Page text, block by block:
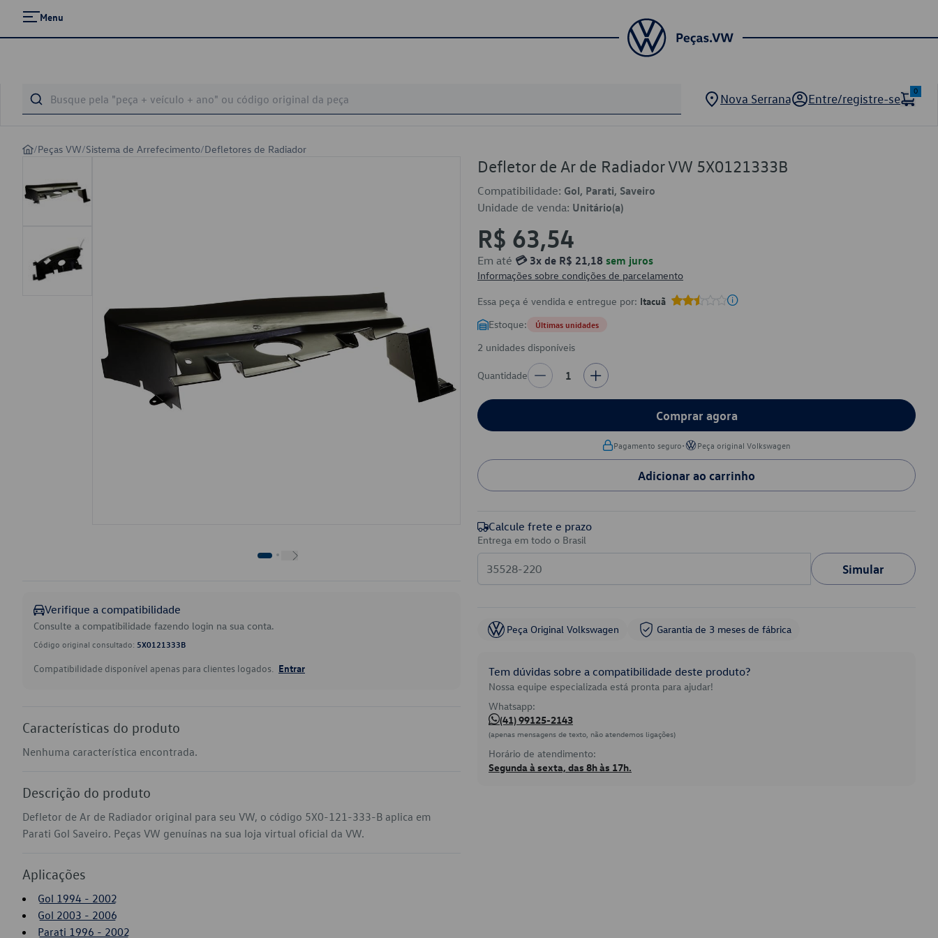
Menu
Nova Serrana Entre/registre-se
0
/Peças VW/Sistema de Arrefecimento/Defletores de Radiador
Verifique a compatibilidade
Consulte a compatibilidade fazendo login na sua conta.
Código original consultado: 5X0121333B
Compatibilidade disponível apenas para clientes logados. Entrar
Características do produto
Nenhuma característica encontrada.
Descrição do produto
Defletor de Ar de Radiador original para seu VW, o código 5X0-121-333-B aplica em
Parati Gol Saveiro. Peças VW genuínas na sua loja virtual oficial da VW.
Aplicações
Gol 1994 - 2002
Gol 2003 - 2006
Parati 1996 - 2002
Defletor de Ar de Radiador VW 5X0121333B
Compatibilidade: Gol, Parati, Saveiro
Unidade de venda: Unitário(a)
R$ 63,54
Em até 💳 3x de R$ 21,18 sem juros
Informações sobre condições de parcelamento
Essa peça é vendida e entregue por: Itacuã
Estoque: Últimas unidades
2 unidades disponíveis
Quantidade 1
Comprar agora
Pagamento seguro• Peça original Volkswagen
Adicionar ao carrinho
Calcule frete e prazo
Entrega em todo o Brasil
Simular
Peça Original Volkswagen Garantia de 3 meses de fábrica
Tem dúvidas sobre a compatibilidade deste produto?
Nossa equipe especializada está pronta para ajudar!
Whatsapp:
(41) 99125-2143
(apenas mensagens de texto, não atendemos ligações)
Horário de atendimento:
Segunda à sexta, das 8h às 17h.